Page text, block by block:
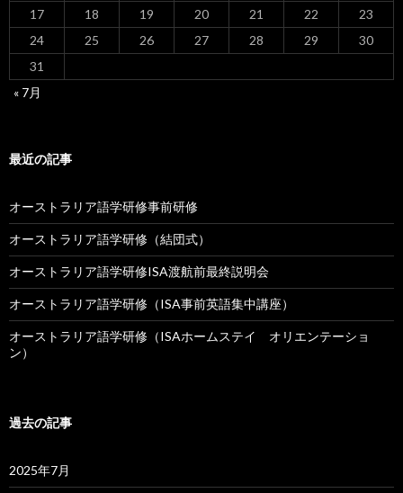
17
18 19 20 21 22
23
24
25 26 27 28 29
30
31
« 7月
最近の記事
オーストラリア語学研修事前研修
オーストラリア語学研修（結団式）
オーストラリア語学研修ISA渡航前最終説明会
オーストラリア語学研修（ISA事前英語集中講座）
オーストラリア語学研修（ISAホームステイ オリエンテーショ
ン）
過去の記事
2025年7月